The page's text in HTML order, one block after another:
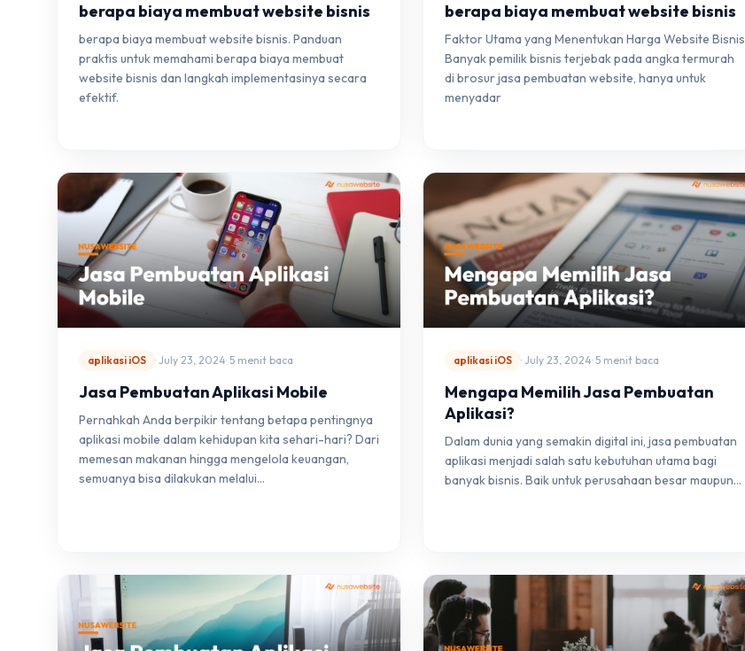
berapa biaya membuat website bisnis
berapa biaya membuat website bisnis. Panduan
praktis untuk memahami berapa biaya membuat
website bisnis dan langkah implementasinya secara
efektif.
berapa biaya membuat website bisnis
Faktor Utama yang Menentukan Harga Website Bisnis
Banyak pemilik bisnis terjebak pada angka termurah
di brosur jasa pembuatan website, hanya untuk
menyadar
aplikasi iOS · July 23, 2024· 5 menit baca
Jasa Pembuatan Aplikasi Mobile
Pernahkah Anda berpikir tentang betapa pentingnya
aplikasi mobile dalam kehidupan kita sehari-hari? Dari
memesan makanan hingga mengelola keuangan,
semuanya bisa dilakukan melalui…
aplikasi iOS · July 23, 2024· 5 menit baca
Mengapa Memilih Jasa Pembuatan
Aplikasi?
Dalam dunia yang semakin digital ini, jasa pembuatan
aplikasi menjadi salah satu kebutuhan utama bagi
banyak bisnis. Baik untuk perusahaan besar maupun…